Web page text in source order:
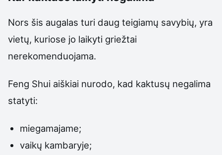
Nors šis augalas turi daug teigiamų savybių, yra
vietų, kuriose jo laikyti griežtai
nerekomenduojama.
Feng Shui aiškiai nurodo, kad kaktusų negalima
statyti:
miegamajame;
vaikų kambaryje;